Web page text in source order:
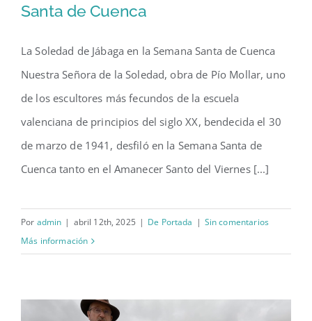
La Soledad de Jábaga en la
Semana Santa de Cuenca
Santa de Cuenca
La Soledad de Jábaga en la Semana Santa de Cuenca
Nuestra Señora de la Soledad, obra de Pío Mollar, uno
de los escultores más fecundos de la escuela
valenciana de principios del siglo XX, bendecida el 30
de marzo de 1941, desfiló en la Semana Santa de
Cuenca tanto en el Amanecer Santo del Viernes [...]
Por admin | abril 12th, 2025 | De Portada | Sin comentarios
Más información